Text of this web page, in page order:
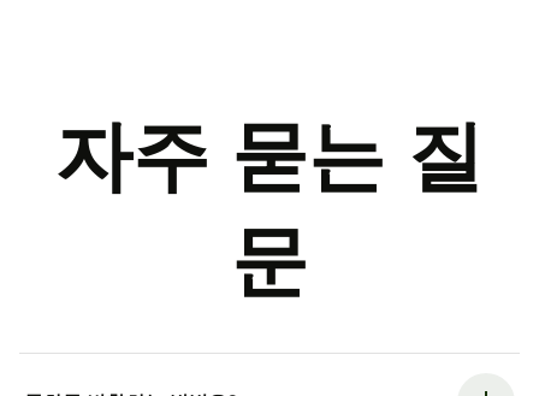
자주 묻는 질
문